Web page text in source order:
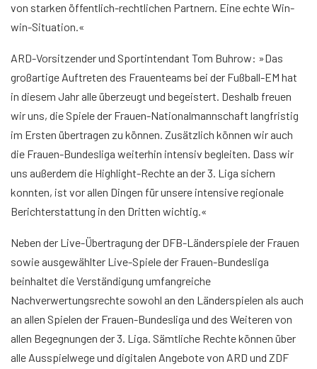
von starken öffentlich-rechtlichen Partnern. Eine echte Win-
win-Situation.«
ARD-Vorsitzender und Sportintendant Tom Buhrow: »Das
großartige Auftreten des Frauenteams bei der Fußball-EM hat
in diesem Jahr alle überzeugt und begeistert. Deshalb freuen
wir uns, die Spiele der Frauen-Nationalmannschaft langfristig
im Ersten übertragen zu können. Zusätzlich können wir auch
die Frauen-Bundesliga weiterhin intensiv begleiten. Dass wir
uns außerdem die Highlight-Rechte an der 3. Liga sichern
konnten, ist vor allen Dingen für unsere intensive regionale
Berichterstattung in den Dritten wichtig.«
Neben der Live-Übertragung der DFB-Länderspiele der Frauen
sowie ausgewählter Live-Spiele der Frauen-Bundesliga
beinhaltet die Verständigung umfangreiche
Nachverwertungsrechte sowohl an den Länderspielen als auch
an allen Spielen der Frauen-Bundesliga und des Weiteren von
allen Begegnungen der 3. Liga. Sämtliche Rechte können über
alle Ausspielwege und digitalen Angebote von ARD und ZDF